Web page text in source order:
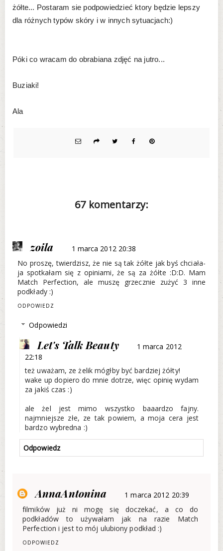
żółte... Postaram sie podpowiedzieć ktory będzie lepszy
dla różnych typów skóry i w innych sytuacjach:)
Póki co wracam do obrabiana zdjęć na jutro...
Buziaki!
Ala
67 komentarzy:
zoila
1 marca 2012 20:38
No proszę, twierdzisz, że nie są tak żółte jak byś chciała-
ja spotkałam się z opiniami, że są za żółte :D:D. Mam
Match Perfection, ale muszę grzecznie zużyć 3 inne
podkłady :)
ODPOWIEDZ
Odpowiedzi
Let's Talk Beauty
1 marca 2012
22:18
też uważam, ze żelik mógłby być bardziej żółty!
wake up dopiero do mnie dotrze, więc opinię wydam
za jakiś czas :)
ale żel jest mimo wszystko baaardzo fajny.
najmniejsze złe, ze tak powiem, a moja cera jest
bardzo wybredna :)
Odpowiedz
AnnaAntonina
1 marca 2012 20:39
filmików już ni mogę się doczekać, a co do
podkładów to używałam jak na razie Match
Perfection i jest to mój ulubiony podkład :)
ODPOWIEDZ